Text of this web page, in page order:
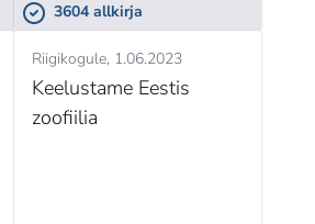
3604 allkirja
Riigikogule 1.06.2023
Keelustame Eestis
zoofiilia